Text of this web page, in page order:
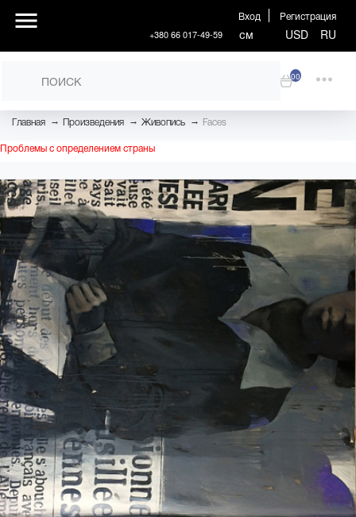
Вход Регистрация
+380 66 017-49-59 см USD RU
00
Главная → Произведения → Живопись → Faces
Проблемы с определением страны